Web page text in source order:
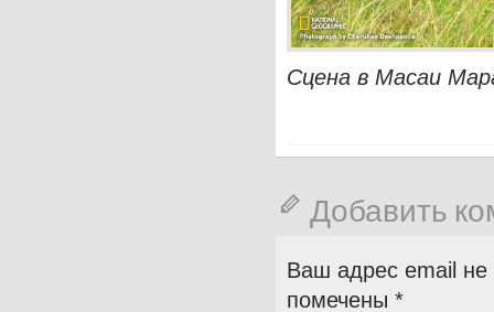
Сцена в Масаи
Добавить
Ваш адрес email не
помечены *